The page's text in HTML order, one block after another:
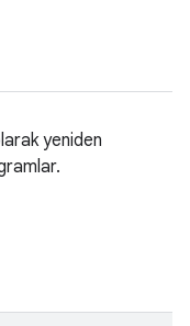
yeniden